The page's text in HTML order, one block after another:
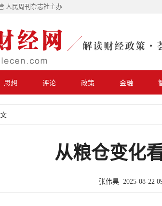
人民周刊杂志社主办
思想 评论 政策 金融
从粮仓变化
张伟昊 2025-08-22